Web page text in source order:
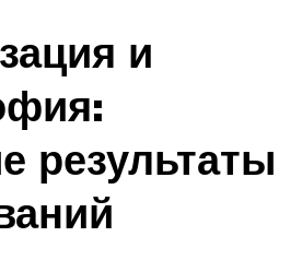
и
результаты